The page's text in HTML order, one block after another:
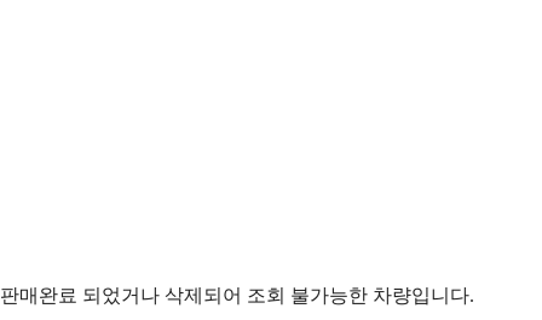
판매완료 되었거나 삭제되어 조회 불가능한 차량입니다.